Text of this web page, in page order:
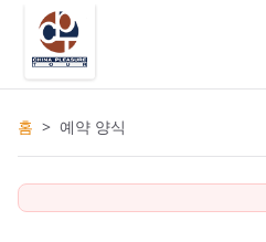
홈 > 예약 양식